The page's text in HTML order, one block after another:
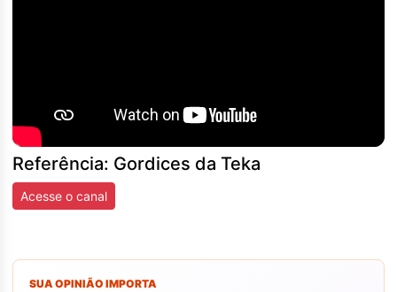
Referência: Gordices da Teka
Acesse o canal
SUA OPINIÃO IMPORTA